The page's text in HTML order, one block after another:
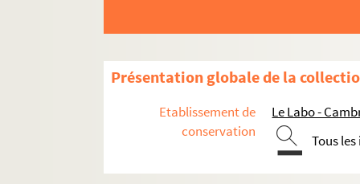
Présentation globale de la
Etablissement de
conservation
Le Labo -
Tous
B11. Pièces concernant l'iconographie
B13. Pièces concernant l'iconographie
B14. Pièces concernant l'iconographie